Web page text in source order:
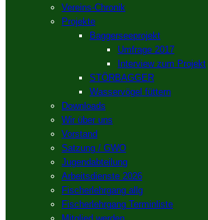
Vereins-Chronik
Projekte
Baggerseeprojekt
Umfrage 2017
Interview zum Projekt
STÖRBAGGER
Wasservögel füttern
Downloads
Wir über uns
Vorstand
Satzung / GWO
Jugendabteilung
Arbeitsdienste 2026
Fischerlehrgang allg
Fischerlehrgang Terminliste